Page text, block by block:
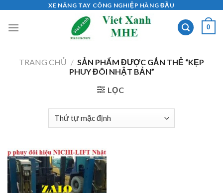
content
XE NÂNG TAY CÔNG NGHIỆP HÀNG ĐẦU
0
TRANG CHỦ / SẢN PHẨM ĐƯỢC GẮN THẺ “KẸP
PHUY ĐÔI NHẬT BẢN”
LỌC